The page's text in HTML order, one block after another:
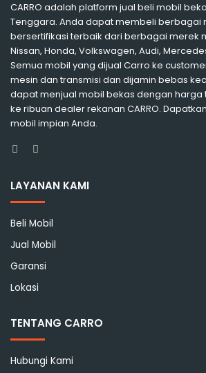
CARRO adalah platform jual beli mobil
Tenggara. Anda dapat membeli berbagai
bersertifikasi terbaik dari berbagai merek
Nissan, Honda, Volkswagen, Audi,
Semua mobil yang dijual Carro ke
mesin dan transmisi dan dijamin bebas
dapat menjual mobil bekas dengan harga
ke ribuan dealer rekanan CARRO.
mobil impian Anda.
Facebook
Instagram
LAYANAN KAMI
Beli Mobil
Jual Mobil
Garansi
Lokasi
TENTANG CARRO
Hubungi Kami